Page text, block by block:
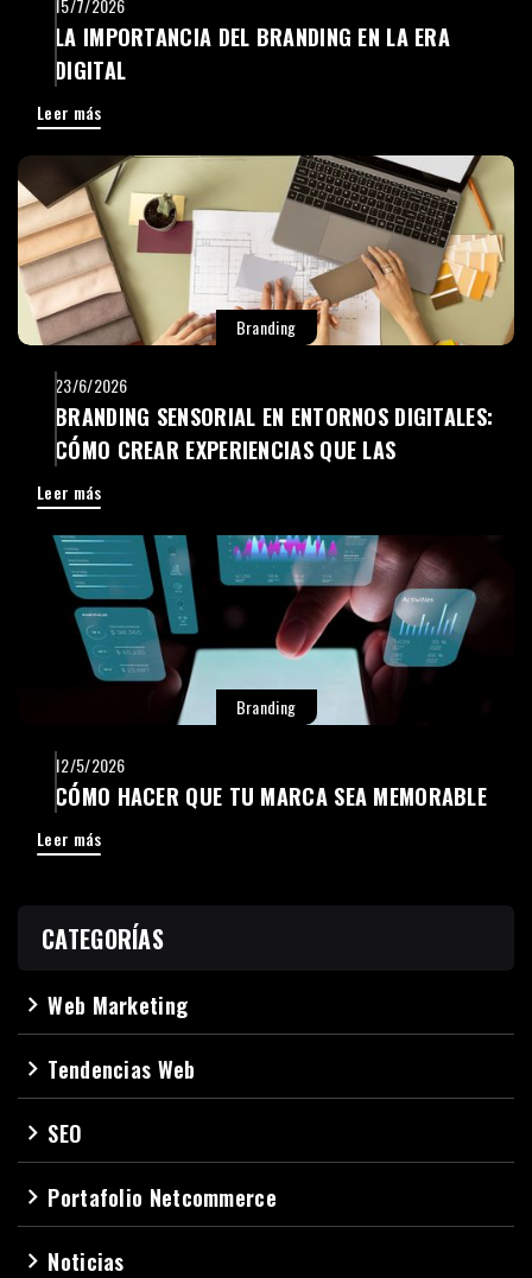
LA IMPORTANCIA DEL BRANDING EN LA ERA
DIGITAL
Leer más
Branding
23/6/2026
BRANDING SENSORIAL EN ENTORNOS DIGITALES:
CÓMO CREAR EXPERIENCIAS QUE LAS
PERSONAS RECUERDEN
Leer más
Branding
12/5/2026
CÓMO HACER QUE TU MARCA SEA MEMORABLE
Leer más
CATEGORÍAS
navigate_nextWeb Marketing
navigate_next Tendencias Web
navigate_next SEO
navigate_next Portafolio Netcommerce
navigate_next Noticias